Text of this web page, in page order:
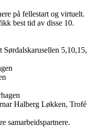
på fellestart og virtuelt.
best tid av disse 10.
5,10,15,
Halberg Løkken, Trofé
samarbeidspartnere.